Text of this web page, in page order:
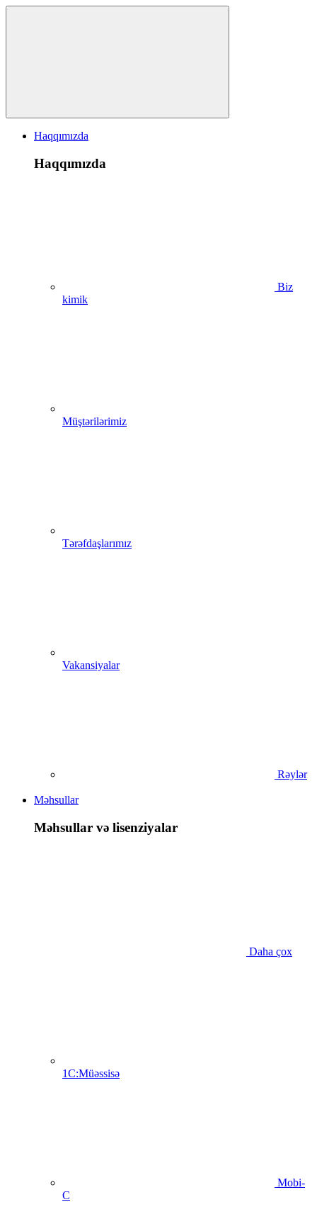
Haqqımızda
Haqqımızda
Biz
kimik
Müştərilərimiz
Tərəfdaşlarımız
Vakansiyalar
Rəylər
Məhsullar
Məhsullar və lisenziyalar
Daha çox
1C:Müəssisə
Mobi-
C